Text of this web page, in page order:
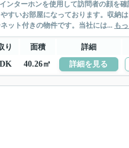
ンターホンを使用して訪問者の顔を確
すいお部屋になっております。収納
ット付きの物件です。当社には... も
り 面積 詳細
40.26㎡ 詳細を見る